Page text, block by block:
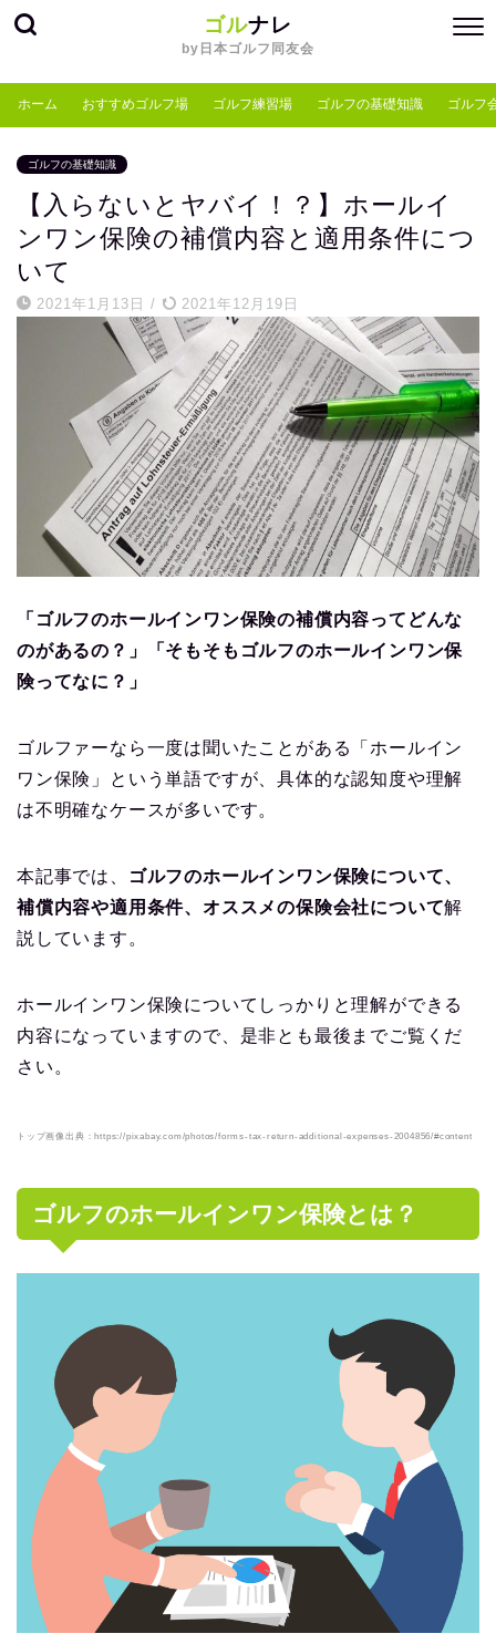
ゴルナレ
by日本ゴルフ同友会
ホーム おすすめゴルフ場 ゴルフ練習場 ゴルフの基礎知識 ゴルフ
ゴルフの基礎知識
【入らないとヤバイ！？】ホールイ
ンワン保険の補償内容と適用条件につ
いて
2021年1月13日 / 2021年12月19日
「ゴルフのホールインワン保険の補償内容ってどんな
のがあるの？」「そもそもゴルフのホールインワン保
険ってなに？」
ゴルファーなら一度は聞いたことがある「ホールイン
ワン保険」という単語ですが、具体的な認知度や理解
は不明確なケースが多いです。
本記事では、
ゴルフのホールインワン保険について、
補償内容や適用条件、オススメの保険会社について解
説しています。
ホールインワン保険についてしっかりと理解ができる
内容になっていますので、是非とも最後までご覧くだ
さい。
トップ画像出典：https://pixabay.com/photos/forms-tax-return-additional-expenses-2004856/#content
ゴルフのホールインワン保険とは？